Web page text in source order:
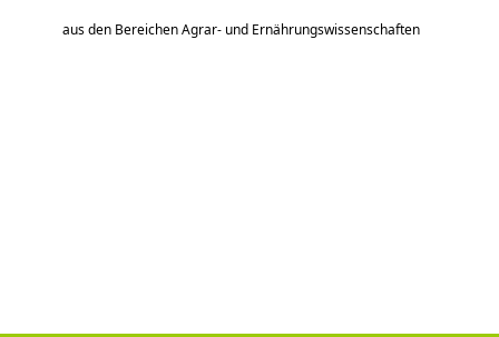
aus den Bereichen Agrar- und Ernährungswissenschaften